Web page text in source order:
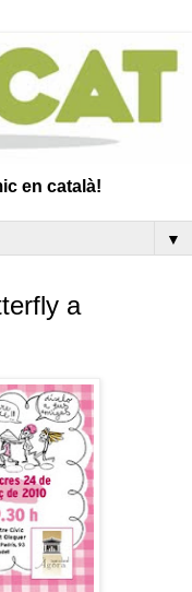
en català!
▼
a